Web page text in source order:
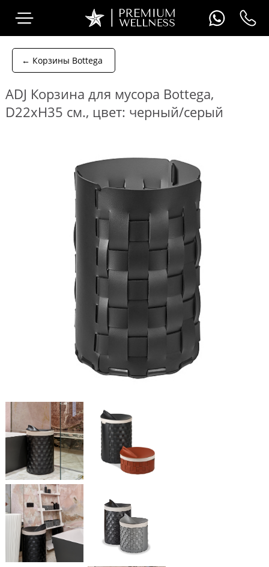
← Корзины Bottega
ADJ Корзина для мусора Bottega,
D22xH35 см., цвет: черный/серый